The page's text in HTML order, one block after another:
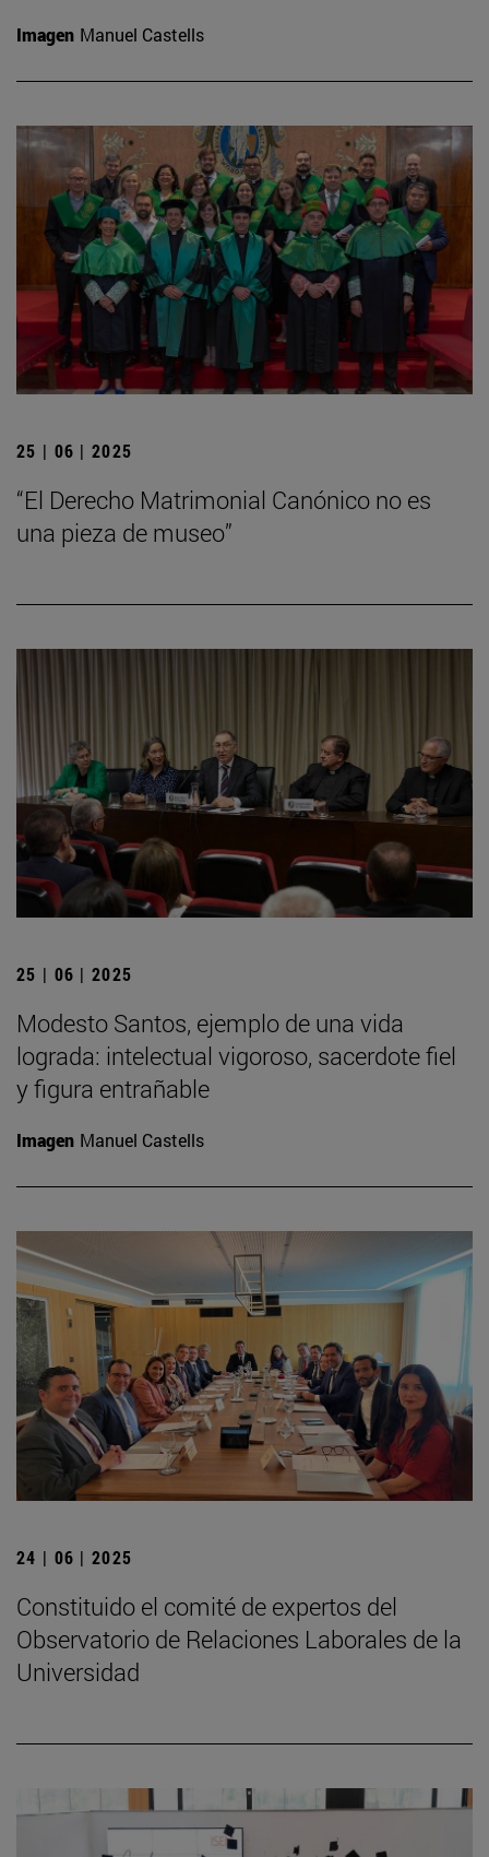
Imagen Manuel Castells
25 | 06 | 2025
“El Derecho Matrimonial Canónico no es
una pieza de museo”
25 | 06 | 2025
Modesto Santos, ejemplo de una vida
lograda: intelectual vigoroso, sacerdote fiel
y figura entrañable
Imagen Manuel Castells
24 | 06 | 2025
Constituido el comité de expertos del
Observatorio de Relaciones Laborales de la
Universidad